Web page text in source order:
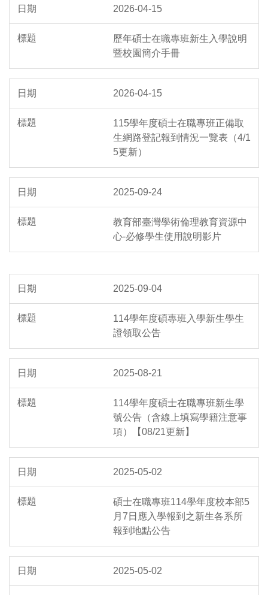
2026-04-15
歷年碩士在職專班新生入學說明
暨校園簡介手冊
2026-04-15
115學年度碩士在職專班正備取
生網路登記報到情況一覽表（4/1
5更新）
2025-09-24
教育部臺灣學術倫理教育資源中
心-必修學生使用說明影片
2025-09-04
114學年度碩專班入學新生學生
證領取公告
2025-08-21
114學年度碩士在職專班新生學
號公告（含線上填寫學籍注意事
項）【08/21更新】
2025-05-02
碩士在職專班114學年度校本部5
月7日應入學報到之新生各系所
報到地點公告
2025-05-02